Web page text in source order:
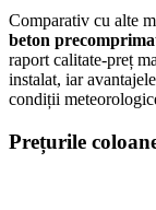
Comparativ cu alte
beton
raport calitate-preț
instalat, iar
condiții
Prețurile